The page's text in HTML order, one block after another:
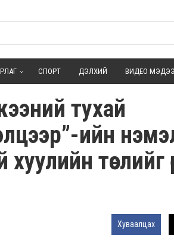
СПОРТ ДЭЛХИЙ ВИДЕО МЭДЭЭ
тухай
ийн
төслийг
Хуваалцах